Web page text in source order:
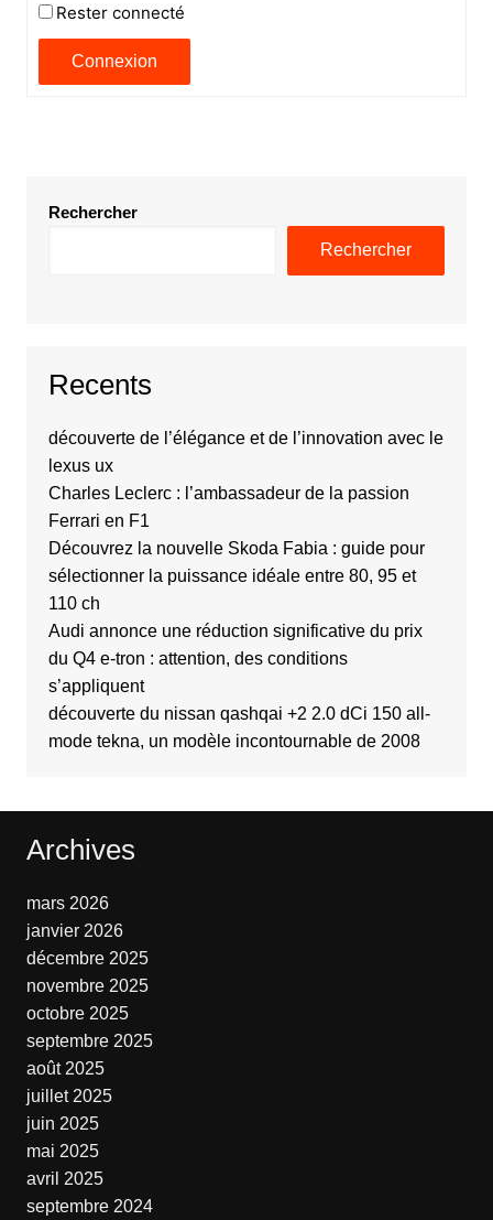
Rester connecté
Connexion
Rechercher
Rechercher
Recents
découverte de l’élégance et de l’innovation avec le
lexus ux
Charles Leclerc : l’ambassadeur de la passion
Ferrari en F1
Découvrez la nouvelle Skoda Fabia : guide pour
sélectionner la puissance idéale entre 80, 95 et
110 ch
Audi annonce une réduction significative du prix
du Q4 e-tron : attention, des conditions
s’appliquent
découverte du nissan qashqai +2 2.0 dCi 150 all-
mode tekna, un modèle incontournable de 2008
Archives
mars 2026
janvier 2026
décembre 2025
novembre 2025
octobre 2025
septembre 2025
août 2025
juillet 2025
juin 2025
mai 2025
avril 2025
septembre 2024